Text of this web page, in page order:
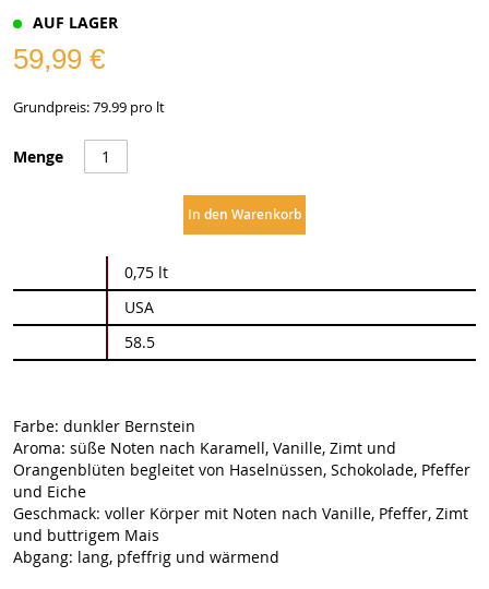
AUF LAGER
59,99 €
Grundpreis: 79.99 pro lt
Menge
In den Warenkorb
Informationen
0,75 lt
USA
58.5
Farbe: dunkler Bernstein
Aroma: süße Noten nach Karamell, Vanille, Zimt und
Orangenblüten begleitet von Haselnüssen, Schokolade, Pfeffer
und Eiche
Geschmack: voller Körper mit Noten nach Vanille, Pfeffer, Zimt
und buttrigem Mais
Abgang: lang, pfeffrig und wärmend